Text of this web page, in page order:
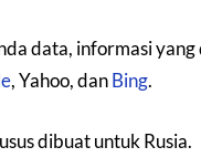
data, informasi
, Yahoo, danBing.
dibuat untuk Rusia.